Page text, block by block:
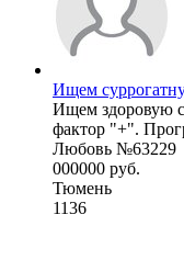
Ищем
Ищем здоровую
фактор "+".
Любовь №63229
000000 руб.
Тюмень
1136